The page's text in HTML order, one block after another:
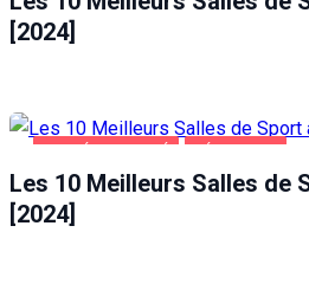
[2024]
Les 10 Meilleurs Salles de
[2024]